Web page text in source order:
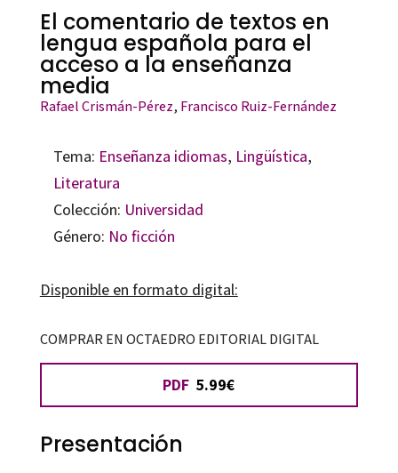
El comentario de textos en
lengua española para el
acceso a la enseñanza
media
Rafael Crismán-Pérez, Francisco Ruiz-Fernández
Tema: Enseñanza idiomas, Lingüística,
Literatura
Colección: Universidad
Género: No ficción
Disponible en formato digital:
COMPRAR EN OCTAEDRO EDITORIAL DIGITAL
PDF5.99€
Presentación